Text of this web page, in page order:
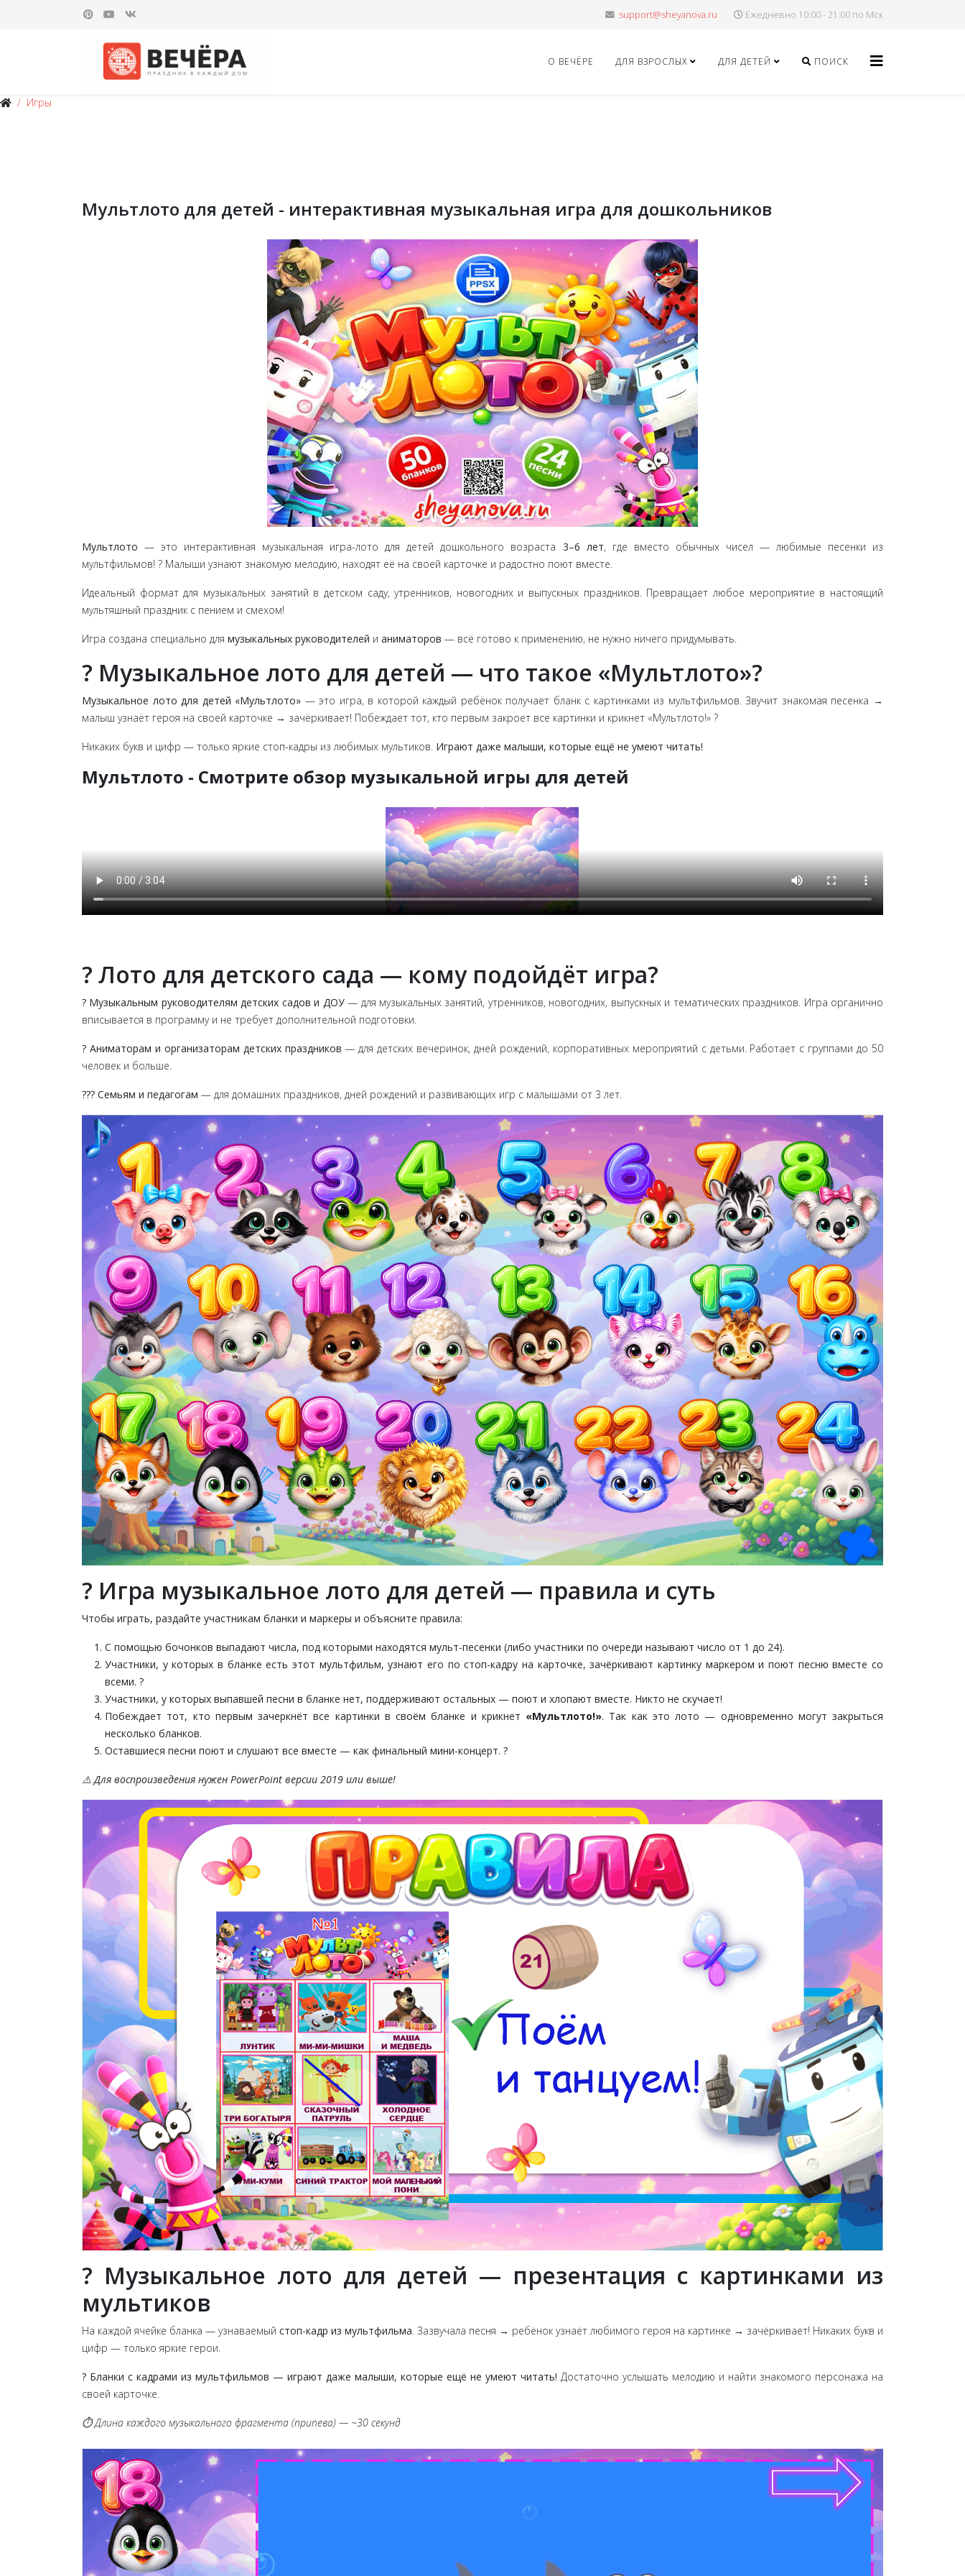
Ежедневно 10:00 - 21:00 по Мск
О ВЕЧЁРЕ ДЛЯ ВЗРОСЛЫХ ДЛЯ ДЕТЕЙ ПОИСК
Игры
Мультлото для детей - интерактивная музыкальная игра для дошкольников
Мультлото — это интерактивная музыкальная игра-лото для детей дошкольного возраста 3–6 лет, где вместо обычных чисел — любимые песенки из
мультфильмов! ? Малыши узнают знакомую мелодию, находят её на своей карточке и радостно поют вместе.
Идеальный формат для музыкальных занятий в детском саду, утренников, новогодних и выпускных праздников. Превращает любое мероприятие в настоящий
мультяшный праздник с пением и смехом!
Игра создана специально для музыкальных руководителей и аниматоров — всё готово к применению, не нужно ничего придумывать.
? Музыкальное лото для детей — что такое «Мультлото»?
Музыкальное лото для детей «Мультлото» — это игра, в которой каждый ребёнок получает бланк с картинками из мультфильмов. Звучит знакомая песенка →
малыш узнаёт героя на своей карточке → зачёркивает! Побеждает тот, кто первым закроет все картинки и крикнет «Мультлото!» ?
Никаких букв и цифр — только яркие стоп-кадры из любимых мультиков. Играют даже малыши, которые ещё не умеют читать!
Мультлото - Смотрите обзор музыкальной игры для детей
? Лото для детского сада — кому подойдёт игра?
? Музыкальным руководителям детских садов и ДОУ— для музыкальных занятий, утренников, новогодних, выпускных и тематических праздников. Игра органично
вписывается в программу и не требует дополнительной подготовки.
? Аниматорам и организаторам детских праздников — для детских вечеринок, дней рождений, корпоративных мероприятий с детьми. Работает с группами до 50
человек и больше.
?‍?‍? Семьям и педагогам — для домашних праздников, дней рождений и развивающих игр с малышами от 3 лет.
? Игра музыкальное лото для детей — правила и суть
Чтобы играть, раздайте участникам бланки и маркеры и объясните правила:
С помощью бочонков выпадают числа, под которыми находятся мульт-песенки (либо участники по очереди называют число от 1 до 24).
Участники, у которых в бланке есть этот мультфильм, узнают его по стоп-кадру на карточке, зачёркивают картинку маркером и поют песню вместе со
всеми. ?
Участники, у которых выпавшей песни в бланке нет, поддерживают остальных — поют и хлопают вместе. Никто не скучает!
Побеждает тот, кто первым зачеркнёт все картинки в своём бланке и крикнет «Мультлото!». Так как это лото — одновременно могут закрыться
несколько бланков.
Оставшиеся песни поют и слушают все вместе — как финальный мини-концерт. ?
⚠️ Для воспроизведения нужен PowerPoint версии 2019 или выше!
?️ Музыкальное лото для детей — презентация с картинками из
мультиков
На каждой ячейке бланка — узнаваемый стоп-кадр из мультфильма . Зазвучала песня → ребёнок узнаёт любимого героя на картинке → зачёркивает! Никаких букв и
цифр — только яркие герои.
?️ Бланки с кадрами из мультфильмов — играют даже малыши, которые ещё не умеют читать! Достаточно услышать мелодию и найти знакомого персонажа на
своей карточке.
⏱️ Длина каждого музыкального фрагмента (припева) — ~30 секунд